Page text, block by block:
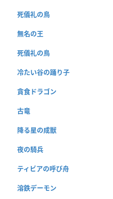
死儀礼の鳥
無名の王
死儀礼の鳥
冷たい谷の踊り子
貪食ドラゴン
古竜
降る星の成獣
夜の騎兵
ティビアの呼び舟
溶鉄デーモン